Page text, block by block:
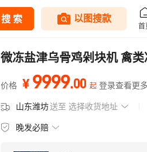
微冻盐津乌骨鸡剁块机 禽
价格 ¥ 9999.00 起 登录查看更
山东潍坊送至 选择收货地址
晚发必赔